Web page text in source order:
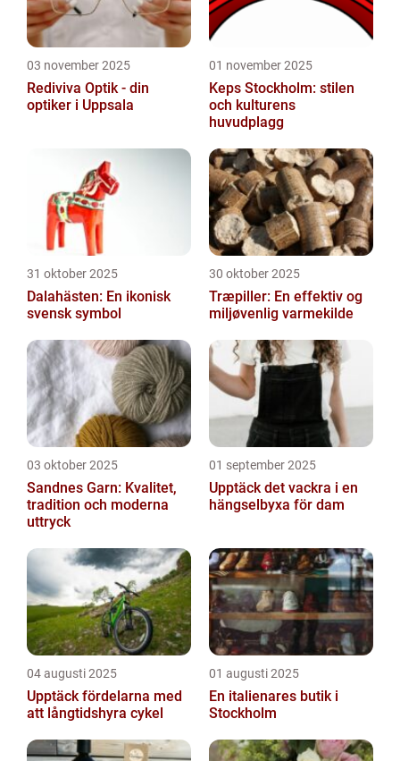
03 november 2025
Rediviva Optik - din
optiker i Uppsala
01 november 2025
Keps Stockholm: stilen
och kulturens
huvudplagg
31 oktober 2025
Dalahästen: En ikonisk
svensk symbol
30 oktober 2025
Træpiller: En effektiv og
miljøvenlig varmekilde
03 oktober 2025
Sandnes Garn: Kvalitet,
tradition och moderna
uttryck
01 september 2025
Upptäck det vackra i en
hängselbyxa för dam
04 augusti 2025
Upptäck fördelarna med
att långtidshyra cykel
01 augusti 2025
En italienares butik i
Stockholm